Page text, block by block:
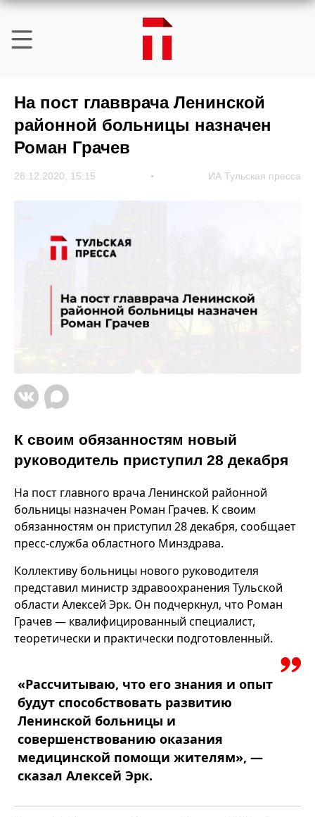
На пост главврача Ленинской
районной больницы назначен
Роман Грачев
28.12.2020, 15:15 ИА Тульская пресса
К своим обязанностям новый
руководитель приступил 28 декабря
На пост главного врача Ленинской районной
больницы назначен Роман Грачев. К своим
обязанностям он приступил 28 декабря, сообщает
пресс-служба областного Минздрава.
Коллективу больницы нового руководителя
представил министр здравоохранения Тульской
области Алексей Эрк. Он подчеркнул, что Роман
Грачев — квалифицированный специалист,
теоретически и практически подготовленный.
«Рассчитываю, что его знания и опыт
будут способствовать развитию
Ленинской больницы и
совершенствованию оказания
медицинской помощи жителям», —
сказал Алексей Эрк.